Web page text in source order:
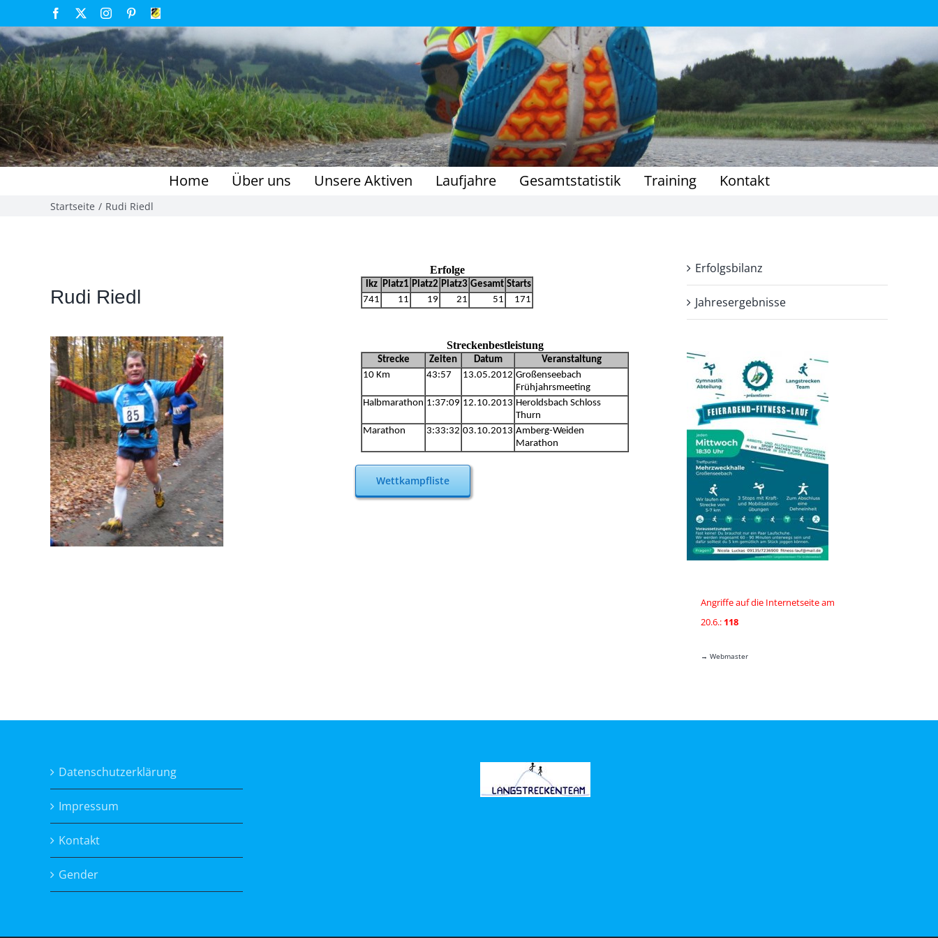
Inhalt
springen
Facebook InstagramPinterest
FSV
Home Über uns Unsere Aktiven Laufjahre Gesamtstatistik Training Kontakt
Startseite Rudi Riedl
Rudi Riedl
Wettkampfliste
Erfolgsbilanz
Jahresergebnisse
Angriffe auf die Internetseite am
20.6.: 118
→ Webmaster
Datenschutzerklärung
Impressum
Kontakt
Gender